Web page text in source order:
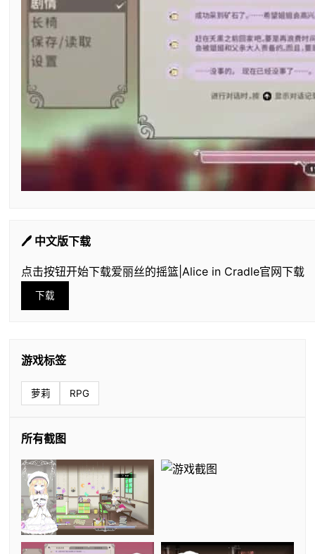
🖊️ 中文版下载
点击按钮开始下载爱丽丝的摇篮|Alice in Cradle官网下载
下载
游戏标签
萝莉 RPG
所有截图